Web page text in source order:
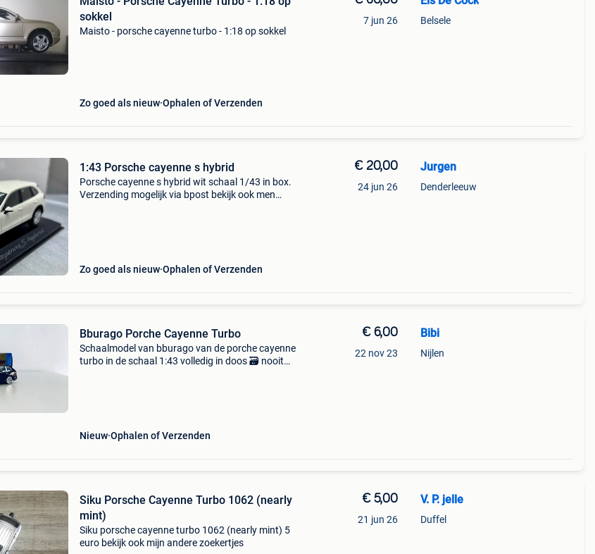
sokkel
Maisto - porsche cayenne turbo - 1:18 op sokkel
Zo goed als nieuw Ophalen of Verzenden
7 jun 26 Belsele
1:43 Porsche cayenne s hybrid
Porsche cayenne s hybrid wit schaal 1/43 in box.
Verzending mogelijk via bpost bekijk ook men
Zo goed als nieuw Ophalen of Verzenden
€ 20,00
24 jun 26
Jurgen
Denderleeuw
Bburago Porche Cayenne Turbo
Schaalmodel van bburago van de porche cayenne
turbo in de schaal 1:43 volledig in doos 🗃️ nooit
Nieuw Ophalen of Verzenden
€ 6,00
22 nov 23
Bibi
Nijlen
Siku Porsche Cayenne Turbo 1062 (nearly
mint)
Siku porsche cayenne turbo 1062 (nearly mint) 5
euro bekijk ook mijn andere zoekertjes
€ 5,00
21 jun 26
V. P. jelle
Duffel